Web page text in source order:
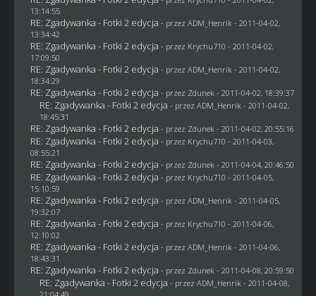
13:14:55
RE: Zgadywanka - Fotki 2 edycja - przez ADM_Henrik - 2011-04-02,
13:34:42
RE: Zgadywanka - Fotki 2 edycja - przez Krychu710 - 2011-04-02,
17:09:50
RE: Zgadywanka - Fotki 2 edycja - przez ADM_Henrik - 2011-04-02,
18:34:29
RE: Zgadywanka - Fotki 2 edycja - przez Zdunek - 2011-04-02, 18:39:37
RE: Zgadywanka - Fotki 2 edycja - przez ADM_Henrik - 2011-04-02,
18:45:31
RE: Zgadywanka - Fotki 2 edycja - przez Zdunek - 2011-04-02, 20:55:16
RE: Zgadywanka - Fotki 2 edycja - przez Krychu710 - 2011-04-03,
08:55:21
RE: Zgadywanka - Fotki 2 edycja - przez Zdunek - 2011-04-04, 20:46:50
RE: Zgadywanka - Fotki 2 edycja - przez Krychu710 - 2011-04-05,
15:10:59
RE: Zgadywanka - Fotki 2 edycja - przez ADM_Henrik - 2011-04-05,
19:32:07
RE: Zgadywanka - Fotki 2 edycja - przez Krychu710 - 2011-04-06,
12:10:02
RE: Zgadywanka - Fotki 2 edycja - przez ADM_Henrik - 2011-04-06,
18:43:31
RE: Zgadywanka - Fotki 2 edycja - przez Zdunek - 2011-04-08, 20:59:50
RE: Zgadywanka - Fotki 2 edycja - przez ADM_Henrik - 2011-04-08,